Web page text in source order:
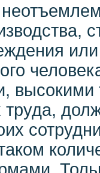
высокими